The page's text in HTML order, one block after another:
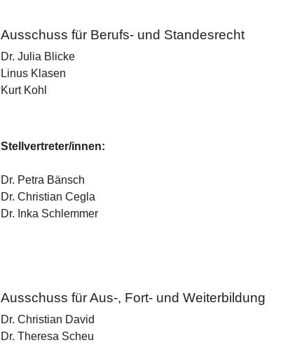
Ausschuss für Berufs- und Standesrecht
Dr. Julia Blicke
Linus Klasen
Kurt Kohl
Stellvertreter/innen:
Dr. Petra Bänsch
Dr. Christian Cegla
Dr. Inka Schlemmer
Ausschuss für Aus-, Fort- und Weiterbildung
Dr. Christian David
Dr. Theresa Scheu